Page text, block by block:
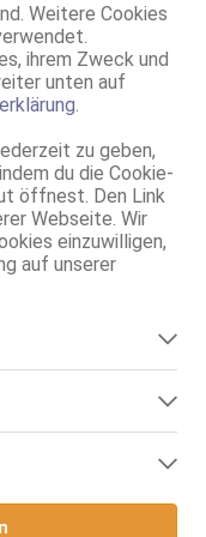
Weitere Cookies
ihrem Zweck und
unten auf
.
zu geben,
du die Cookie-
öffnest. Den Link
Webseite. Wir
einzuwilligen,
auf unserer
Cookies, die für den
diese Cookies nicht
die der Analyse der
Besitzern zu
werden.
BV
asiatisch